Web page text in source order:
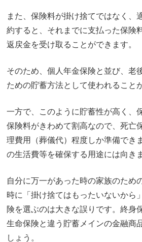
また、保険料が掛け捨てではなく、
約すると、それまでに支払った保険
返戻金を受け取ることができます。
そのため、個人年金保険と並び、老
ための貯蓄方法として使われること
一方で、このように貯蓄性が高く、
保険料がきわめて割高なので、死亡
理費用（葬儀代）程度しか準備でき
の生活費等を確保する用途には向き
自分に万一があった時の家族のため
時に「掛け捨てはもったいないから
険を選ぶのは大きな誤りです。終身
生命保険と違う貯蓄メインの金融商
しょう。